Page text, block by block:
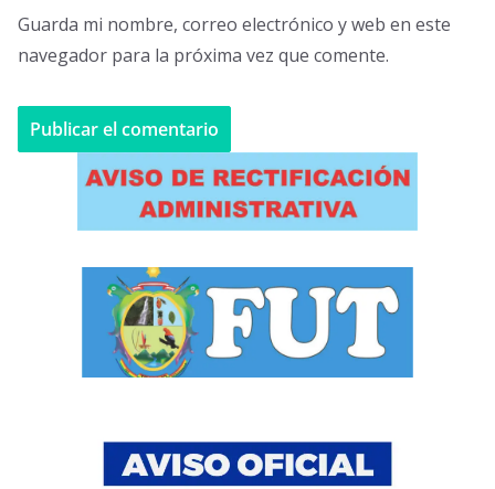
Guarda mi nombre, correo electrónico y web en este
navegador para la próxima vez que comente.